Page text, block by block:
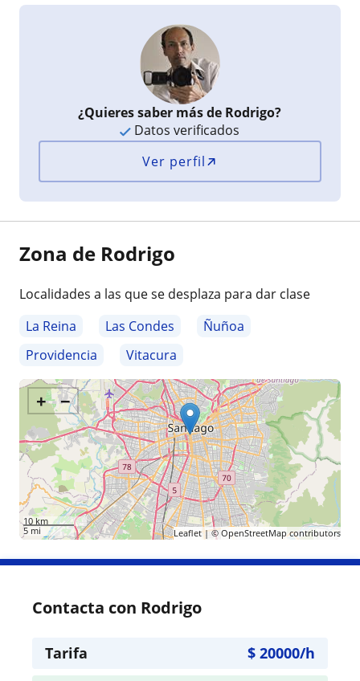
¿Quieres saber más de Rodrigo?
Datos verificados
Ver perfil
Zona de Rodrigo
Localidades a las que se desplaza para dar clase
La Reina
Las Condes
Ñuñoa
Providencia
Vitacura
+ −
10 km
5 mi
Leaflet| ©OpenStreetMapcontributors
Contacta con Rodrigo
Tarifa $ 20000/h